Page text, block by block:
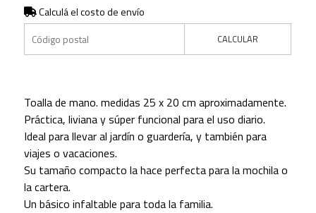
Calculá el costo de envío
CALCULAR
Toalla de mano. medidas 25 x 20 cm aproximadamente.
Práctica, liviana y súper funcional para el uso diario.
Ideal para llevar al jardín o guardería, y también para
viajes o vacaciones.
Su tamaño compacto la hace perfecta para la mochila o
la cartera.
Un básico infaltable para toda la familia.